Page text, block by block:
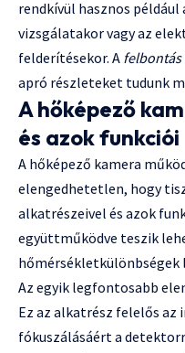
rendkívül hasznos
vizsgálatakor vagy az
felderítésekor. A felbontás
apró részleteket tudunk
A hőképező
és azok funkciói
A hőképező kamera
elengedhetetlen, hogy
alkatrészeivel és azok
együttműködve teszik
Az egyik legfontosabb
Ez az alkatrész felelős az
fókuszálásáért a